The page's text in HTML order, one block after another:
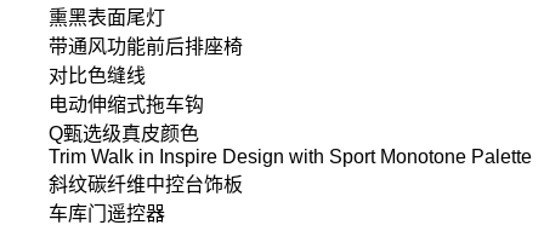
熏黑表面尾灯
带通风功能前后排座椅
对比色缝线
电动伸缩式拖车钩
Q甄选级真皮颜色
Trim Walk in Inspire Design with Sport Monotone Palette
斜纹碳纤维中控台饰板
车库门遥控器